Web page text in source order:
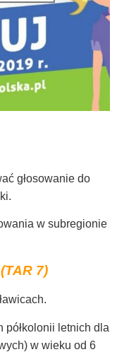
głosowanie do
w subregionie
7)
półkolonii letnich dla
w wieku od 6